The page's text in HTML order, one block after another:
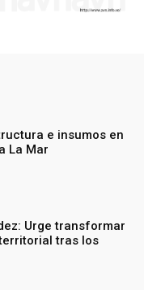
e insumos en
La Mar
Urge transformar
tras los